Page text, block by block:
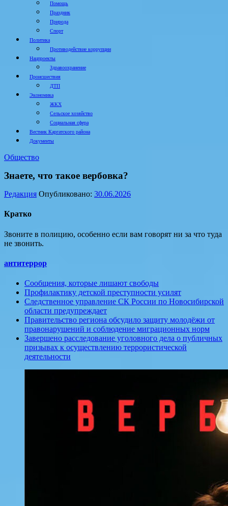
Помощь
Праздник
Природа
Спорт
Политика
Противодействие коррупции
Нацпроекты
Здравоохранение
Происшествия
ДТП
Экономика
ЖКХ
Сельское хозяйство
Социальная сфера
Вестник Каргатского района
Документы
Общество
Знаете, что такое вербовка?
Редакция Опубликовано: 30.06.2026
Кратко
Звоните в полицию, особенно если вам говорят ни за что туда
не звонить.
антитеррор
Сообщения, которые лишают свободы
Профилактику детской преступности усилят
Следственное управление СК России по Новосибирской
области предупреждает
Правительство региона обсудило защиту молодёжи от
правонарушений и соблюдение миграционных норм
Завершено расследование уголовного дела о публичных
призывах к осуществлению террористической
деятельности